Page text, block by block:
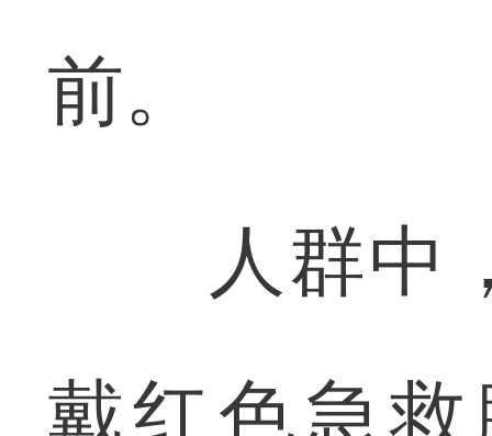
前。
人群中，
戴红色急